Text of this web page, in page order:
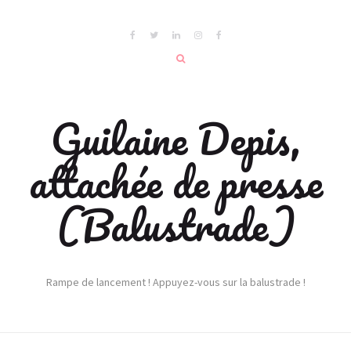
Guilaine Depis,
attachée de presse
(Balustrade)
Rampe de lancement ! Appuyez-vous sur la balustrade !